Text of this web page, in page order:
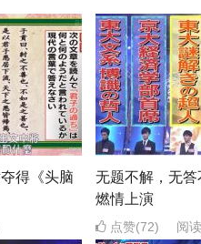
得《头脑
无题不解，无答
燃情上演
点赞(72) 阅读